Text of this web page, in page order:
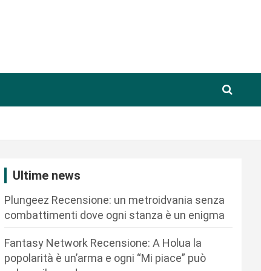
Ultime news
Plungeez Recensione: un metroidvania senza
combattimenti dove ogni stanza è un enigma
Fantasy Network Recensione: A Holua la
popolarità è un’arma e ogni “Mi piace” può